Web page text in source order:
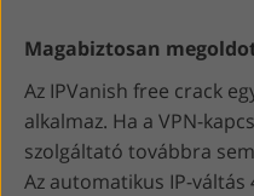
Magabiztosan
Az IPVanish free crack
alkalmaz. Ha a VPN-
szolgáltató továbbra
Az automatikus IP-váltás